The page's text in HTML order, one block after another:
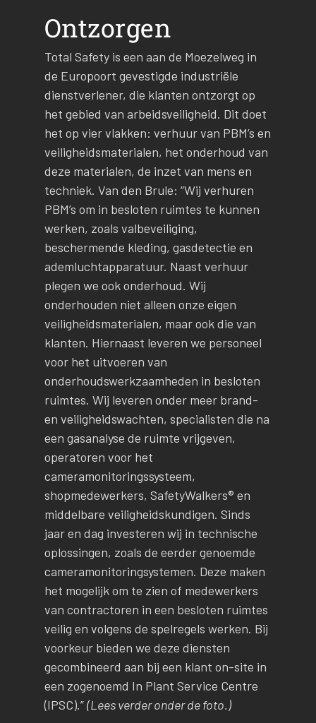
Ontzorgen
Total Safety is een aan de Moezelweg in
de Europoort gevestigde industriële
dienstverlener, die klanten ontzorgt op
het gebied van arbeidsveiligheid. Dit doet
het op vier vlakken: verhuur van PBM’s en
veiligheidsmaterialen, het onderhoud van
deze materialen, de inzet van mens en
techniek. Van den Brule: “Wij verhuren
PBM’s om in besloten ruimtes te kunnen
werken, zoals valbeveiliging,
beschermende kleding, gasdetectie en
ademluchtapparatuur. Naast verhuur
plegen we ook onderhoud. Wij
onderhouden niet alleen onze eigen
veiligheidsmaterialen, maar ook die van
klanten. Hiernaast leveren we personeel
voor het uitvoeren van
onderhoudswerkzaamheden in besloten
ruimtes. Wij leveren onder meer brand-
en veiligheidswachten, specialisten die na
een gasanalyse de ruimte vrijgeven,
operatoren voor het
cameramonitoringssysteem,
shopmedewerkers, SafetyWalkers® en
middelbare veiligheidskundigen. Sinds
jaar en dag investeren wij in technische
oplossingen, zoals de eerder genoemde
cameramonitoringsystemen. Deze maken
het mogelijk om te zien of medewerkers
van contractoren in een besloten ruimtes
veilig en volgens de spelregels werken. Bij
voorkeur bieden we deze diensten
gecombineerd aan bij een klant on-site in
een zogenoemd In Plant Service Centre
(IPSC).”(Lees verder onder de foto.)